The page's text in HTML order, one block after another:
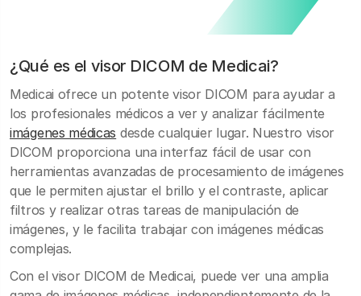
¿Qué es el visor DICOM de Medicai?
Medicai ofrece un potente visor DICOM para ayudar a
los profesionales médicos a ver y analizar fácilmente
imágenes médicas desde cualquier lugar. Nuestro visor
DICOM proporciona una interfaz fácil de usar con
herramientas avanzadas de procesamiento de imágenes
que le permiten ajustar el brillo y el contraste, aplicar
filtros y realizar otras tareas de manipulación de
imágenes, y le facilita trabajar con imágenes médicas
complejas.
Con el visor DICOM de Medicai, puede ver una amplia